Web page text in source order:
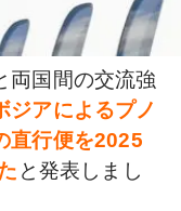
両国間の交流強
ジアによるプノ
直行便を2025
と発表しまし